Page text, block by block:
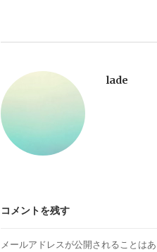
ゲ
ー
シ
ン
lade
コメントを残す
メールアドレスが公開されることはあ